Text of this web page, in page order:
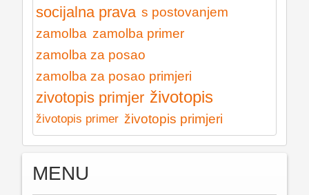
socijalna prava s postovanjem
zamolba zamolba primer
zamolba za posao
zamolba za posao primjeri
zivotopis primjer životopis
životopis primer životopis primjeri
MENU